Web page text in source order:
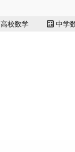
高校数学 calculate 中学